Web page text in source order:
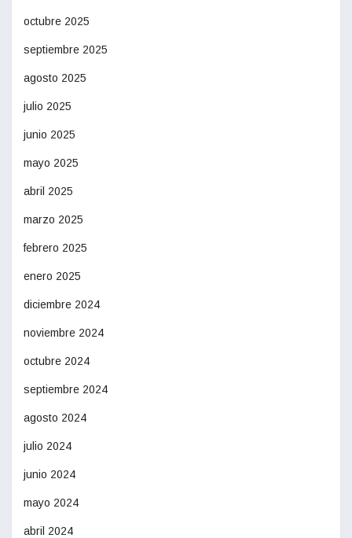
octubre 2025
septiembre 2025
agosto 2025
julio 2025
junio 2025
mayo 2025
abril 2025
marzo 2025
febrero 2025
enero 2025
diciembre 2024
noviembre 2024
octubre 2024
septiembre 2024
agosto 2024
julio 2024
junio 2024
mayo 2024
abril 2024